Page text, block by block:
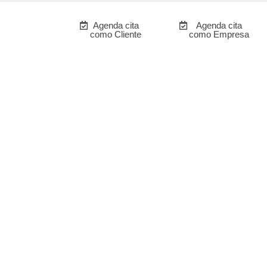
Agenda cita
como Cliente
Agenda cita
como Empresa